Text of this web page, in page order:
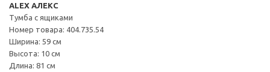
ALEX АЛЕКС
Тумба с ящиками
Номер товара: 404.735.54
Ширина: 59 см
Высота: 10 см
Длина: 81 см